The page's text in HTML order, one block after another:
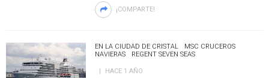
¡COMPARTE!
EN LA CIUDAD DE CRISTAL
MSC CRUCEROS
NAVIERAS
REGENT SEVEN SEAS
HACE 1 AÑO